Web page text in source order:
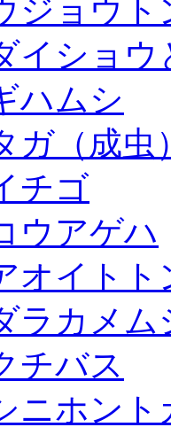
ジョウト
イショ
ハムシ
ガ（成虫
チゴ
ウアゲハ
オイトト
ラカメム
チバス
ニホント